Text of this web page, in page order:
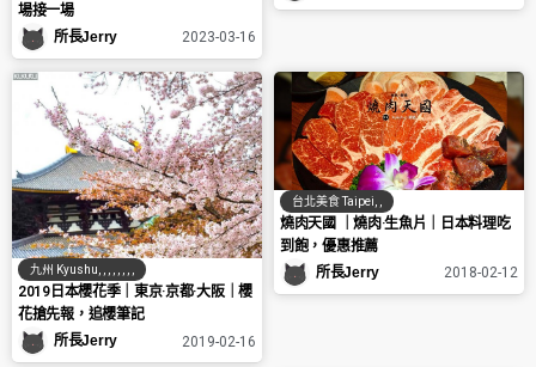
場接一場
所長Jerry
2023-03-16
九州 Kyushu, , , , , , , ,
2019日本櫻花季｜東京·京都·大阪｜櫻
花搶先報，追櫻筆記
所長Jerry
2019-02-16
台北美食 Taipei
燒肉天國 ｜燒肉·生魚片｜日本料理吃
到飽，優惠推薦
所長Jerry
2018-02-12